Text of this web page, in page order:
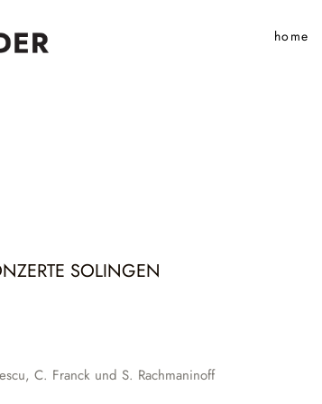
home
SOLINGEN
C. Franck und S. Rachmaninoff